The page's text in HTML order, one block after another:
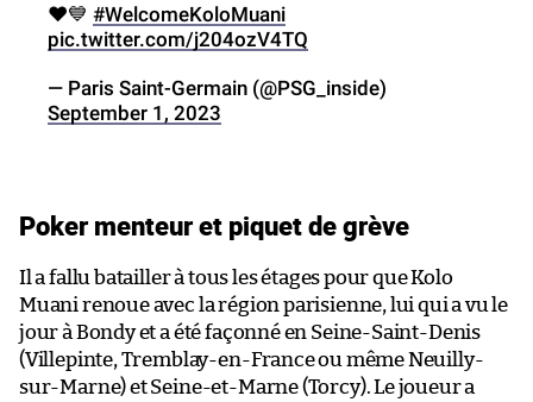
❤️💙 #WelcomeKoloMuani
pic.twitter.com/j204ozV4TQ
— Paris Saint-Germain (@PSG_inside)
September 1, 2023
Poker menteur et piquet de grève
Il a fallu batailler à tous les étages pour que Kolo
Muani renoue avec la région parisienne, lui qui a vu le
jour à Bondy et a été façonné en Seine-Saint-Denis
(Villepinte, Tremblay-en-France ou même Neuilly-
sur-Marne) et Seine-et-Marne (Torcy). Le joueur a